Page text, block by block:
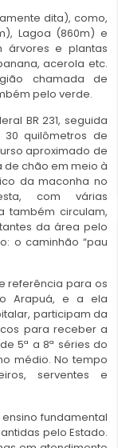
dita), como,
Lagoa (860m) e
árvores e plantas
acerola etc.
chamada de
pelo verde.
BR 231, seguida
quilômetros de
aproximado de
de chão em meio à
da maconha no
com várias
também circulam,
da área pelo
o caminhão “pau
referência para os
Arapuá, e a ela
participam da
para receber a
5ª a 8ª séries do
médio. No tempo
serventes e
fundamental
pelo Estado.